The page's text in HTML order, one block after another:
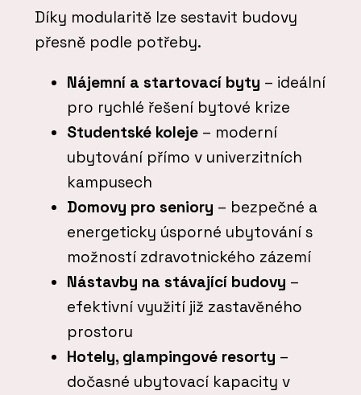
Díky modularitě lze sestavit budovy
přesně podle potřeby.
Nájemní a startovací byty – ideální
pro rychlé řešení bytové krize
Studentské koleje – moderní
ubytování přímo v univerzitních
kampusech
Domovy pro seniory – bezpečné a
energeticky úsporné ubytování s
možností zdravotnického zázemí
Nástavby na stávající budovy –
efektivní využití již zastavěného
prostoru
Hotely, glampingové resorty –
dočasné ubytovací kapacity v